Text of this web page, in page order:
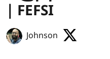
| FEFSI
Johnson